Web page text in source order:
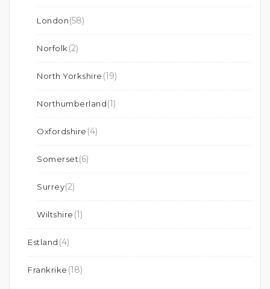
London(58)
Norfolk (2)
North Yorkshire (19)
Northumberland(1)
Oxfordshire (4)
Somerset(6)
Surrey(2)
Wiltshire (1)
Estland (4)
Frankrike (18)